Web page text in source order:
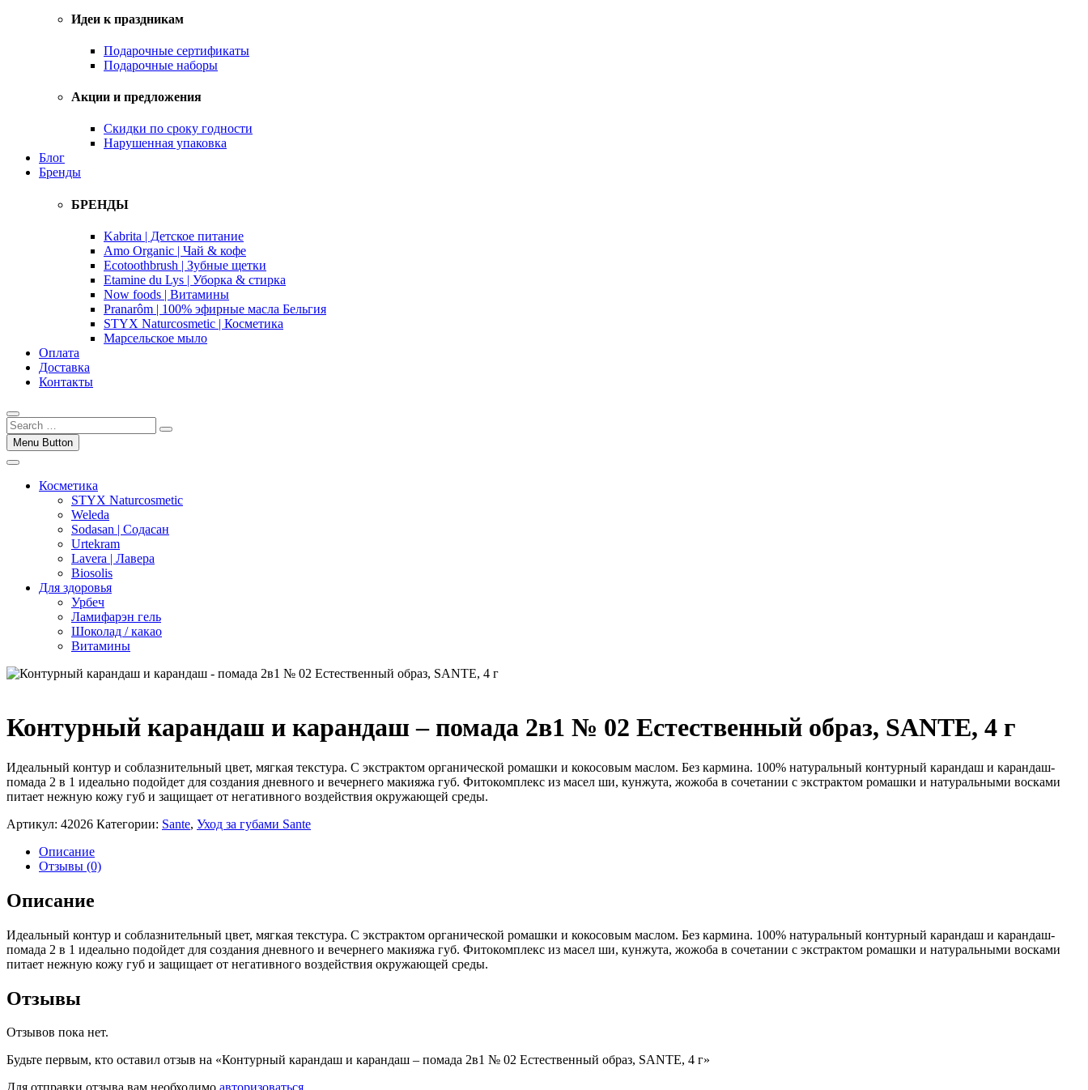
Идеи к праздникам
Подарочные сертификаты
Подарочные наборы
Акции и предложения
Скидки по сроку годности
Нарушенная упаковка
Блог
Бренды
БРЕНДЫ
Kabrita | Детское питание
Amo Organic | Чай & кофе
Ecotoothbrush | Зубные щетки
Etamine du Lys | Уборка & стирка
Now foods | Витамины
Pranarôm | 100% эфирные масла Бельгия
STYX Naturcosmetic | Косметика
Марсельское мыло
Оплата
Доставка
Контакты
Menu Button
Косметика
STYX Naturcosmetic
Weleda
Sodasan | Содасан
Urtekram
Lavera | Лавера
Biosolis
Для здоровья
Урбеч
Ламифарэн гель
Шоколад / какао
Витамины
Контурный карандаш и карандаш – помада 2в1 № 02 Естественный образ, SANTE, 4 г
Идеальный контур и соблазнительный цвет, мягкая текстура. С экстрактом органической ромашки и кокосовым маслом. Без кармина. 100% натуральный контурный карандаш и карандаш-
помада 2 в 1 идеально подойдет для создания дневного и вечернего макияжа губ. Фитокомплекс из масел ши, кунжута, жожоба в сочетании с экстрактом ромашки и натуральными восками
питает нежную кожу губ и защищает от негативного воздействия окружающей среды.
Артикул: 42026 Категории: Sante, Уход за губами Sante
Описание
Отзывы (0)
Описание
Идеальный контур и соблазнительный цвет, мягкая текстура. С экстрактом органической ромашки и кокосовым маслом. Без кармина. 100% натуральный контурный карандаш и карандаш-
помада 2 в 1 идеально подойдет для создания дневного и вечернего макияжа губ. Фитокомплекс из масел ши, кунжута, жожоба в сочетании с экстрактом ромашки и натуральными восками
питает нежную кожу губ и защищает от негативного воздействия окружающей среды.
Отзывы
Отзывов пока нет.
Будьте первым, кто оставил отзыв на «Контурный карандаш и карандаш – помада 2в1 № 02 Естественный образ, SANTE, 4 г»